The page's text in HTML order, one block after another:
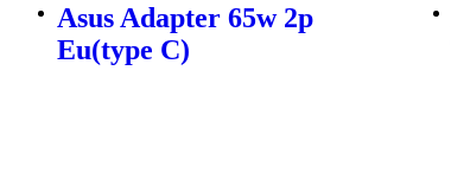
Asus Adapter 65w 2p
Eu(type C)